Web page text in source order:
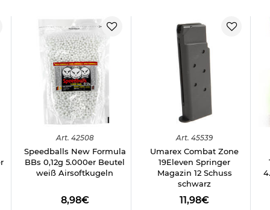
Art. 42508
Speedballs New Formula
BBs 0,12g 5.000er Beutel
weiß Airsoftkugeln
8,98€
Art. 45539
Umarex Combat Zone
19Eleven Springer
Magazin 12 Schuss
schwarz
11,98€